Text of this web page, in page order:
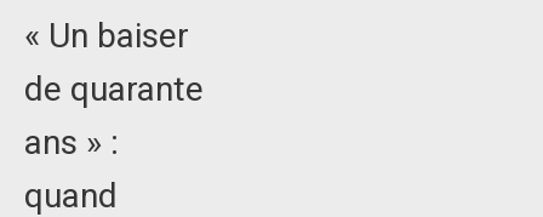
« Un baiser
de quarante
ans » :
quand